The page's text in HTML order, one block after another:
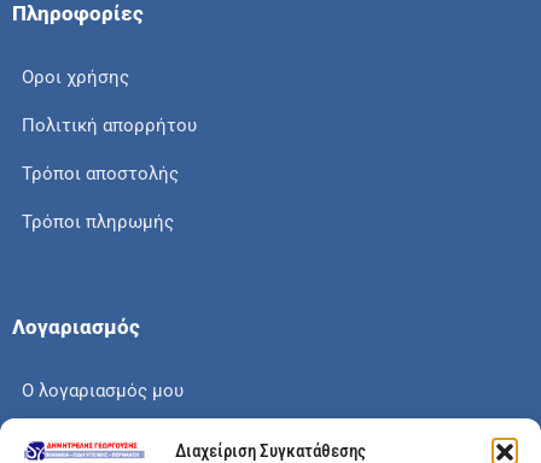
Διαχείριση Συγκατάθεσης
Πληροφορίες
Οροι χρήσης
Πολιτική απορρήτου
Τρόποι αποστολής
Τρόποι πληρωμής
Λογαριασμός
Ο λογαριασμός μου
Το καλάθι μου